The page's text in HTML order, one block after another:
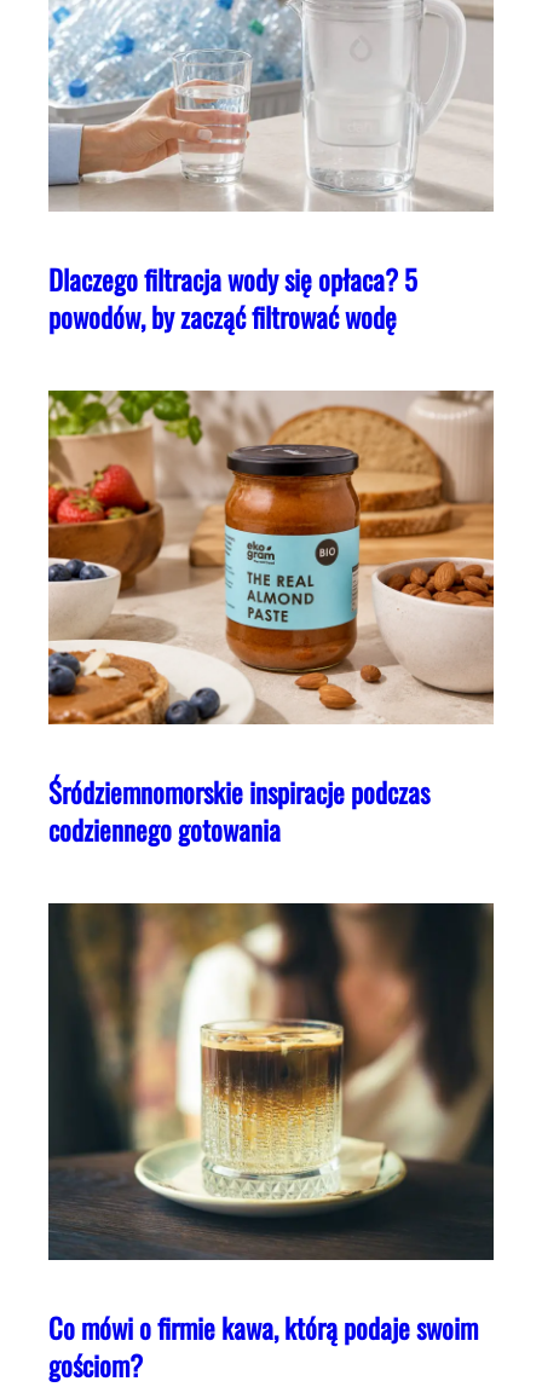
Dlaczego filtracja wody się opłaca? 5
powodów, by zacząć filtrować wodę
Śródziemnomorskie inspiracje podczas
codziennego gotowania
Co mówi o firmie kawa, którą podaje swoim
gościom?